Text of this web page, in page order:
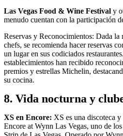
Las Vegas Food & Wine Festival y
menudo cuentan con la participación
Reservas y Reconocimientos: Dada la
chefs, se recomienda hacer reservas
un lugar en sus codiciados
establecimientos han recibido
premios y estrellas Michelin,
su cocina.
8. Vida nocturna y
XS en Encore: XS es una discoteca
Encore at Wynn Las Vegas, uno de